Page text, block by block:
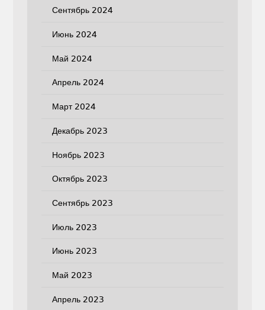
Сентябрь 2024
Июнь 2024
Май 2024
Апрель 2024
Март 2024
Декабрь 2023
Ноябрь 2023
Октябрь 2023
Сентябрь 2023
Июль 2023
Июнь 2023
Май 2023
Апрель 2023